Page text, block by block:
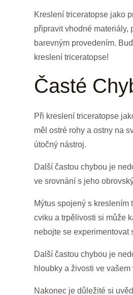
Kreslení triceratopse jako
připravit vhodné materiály,
barevným provedením.
kreslení triceratopse!
Časté
Při kreslení triceratopse
měl ostré rohy a ostny na
útočný nástroj.
Další častou chybou je
ve srovnání s jeho
Mýtus spojený s kreslením
cviku a trpělivosti si může
nebojte se experimentovat
Další častou chybou je
hloubky a živosti ve
Nakonec je důležité si